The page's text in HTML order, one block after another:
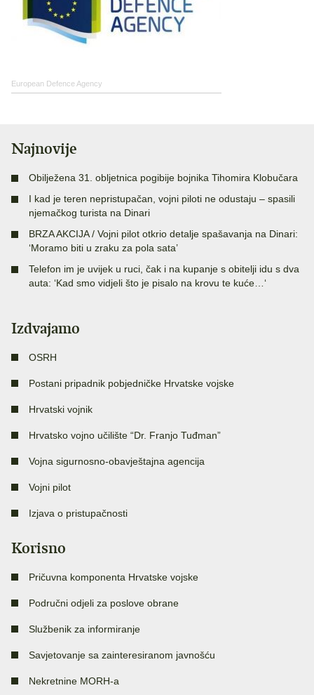
European Defence Agency
Najnovije
Obilježena 31. obljetnica pogibije bojnika Tihomira Klobučara
I kad je teren nepristupačan, vojni piloti ne odustaju – spasili
njemačkog turista na Dinari
BRZA AKCIJA / Vojni pilot otkrio detalje spašavanja na Dinari:
‘Moramo biti u zraku za pola sata’
Telefon im je uvijek u ruci, čak i na kupanje s obitelji idu s dva
auta: ‘Kad smo vidjeli što je pisalo na krovu te kuće…‘
Izdvajamo
OSRH
Postani pripadnik pobjedničke Hrvatske vojske
Hrvatski vojnik
Hrvatsko vojno učilište “Dr. Franjo Tuđman”
Vojna sigurnosno-obavještajna agencija
Vojni pilot
Izjava o pristupačnosti
Korisno
Pričuvna komponenta Hrvatske vojske
Područni odjeli za poslove obrane
Službenik za informiranje
Savjetovanje sa zainteresiranom javnošću
Nekretnine MORH-a